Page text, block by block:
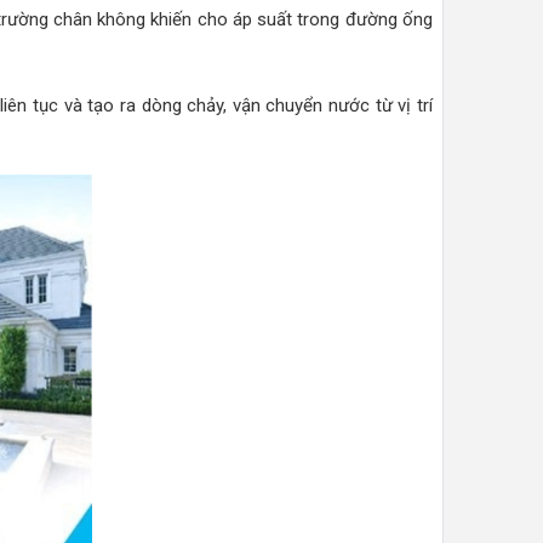
chân không khiến cho áp suất trong đường ống
tục và tạo ra dòng chảy, vận chuyển nước từ vị trí